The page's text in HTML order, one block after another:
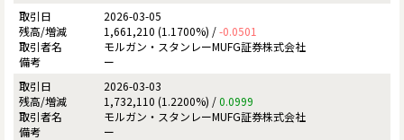
2026-03-05
1,661,210 (1.1700%) /-0.0501
モルガン・スタンレーMUFG証券株式会社
ー
2026-03-03
1,732,110 (1.2200%) /0.0999
モルガン・スタンレーMUFG証券株式会社
ー